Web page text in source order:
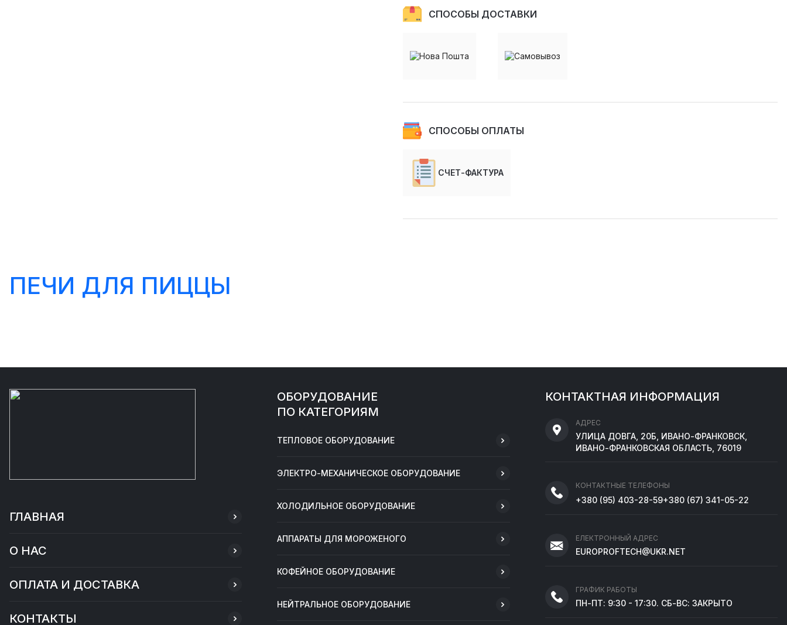
СПОСОБЫ ДОСТАВКИ
СПОСОБЫ ОПЛАТЫ
СЧЕТ-ФАКТУРА
ПЕЧИ ДЛЯ ПИЦЦЫ
ГЛАВНАЯ
О НАС
ОПЛАТА И ДОСТАВКА
КОНТАКТЫ
ОБОРУДОВАНИЕ
ПО КАТЕГОРИЯМ
ТЕПЛОВОЕ ОБОРУДОВАНИЕ
ЭЛЕКТРО-МЕХАНИЧЕСКОЕ ОБОРУДОВАНИЕ
ХОЛОДИЛЬНОЕ ОБОРУДОВАНИЕ
АППАРАТЫ ДЛЯ МОРОЖЕНОГО
КОФЕЙНОЕ ОБОРУДОВАНИЕ
НЕЙТРАЛЬНОЕ ОБОРУДОВАНИЕ
КОНТАКТНАЯ ИНФОРМАЦИЯ
АДРЕС
УЛИЦА ДОВГА, 20Б, ИВАНО-ФРАНКОВСК,
ИВАНО-ФРАНКОВСКАЯ ОБЛАСТЬ, 76019
КОНТАКТНЫЕ ТЕЛЕФОНЫ
+380 (95) 403-28-59+380 (67) 341-05-22
ЕЛЕКТРОННЫЙ АДРЕС
EUROPROFTECH@UKR.NET
ГРАФИК РАБОТЫ
ПН-ПТ: 9:30 - 17:30. СБ-ВС: ЗАКРЫТО